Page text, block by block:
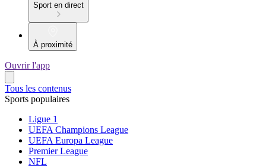
Sport en direct
À proximité
Ouvrir l'app
Tous les contenus
Sports populaires
Ligue 1
UEFA Champions League
UEFA Europa League
Premier League
NFL